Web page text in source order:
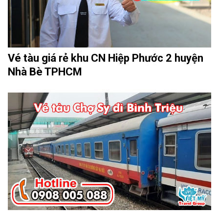
Vé tàu giá rẻ khu CN Hiệp Phước 2 huyện
Nhà Bè TPHCM